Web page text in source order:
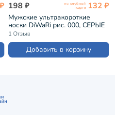
198 ₽ по клубной
карте 132 ₽
Мужские ультракороткие
носки DiWaRi рис. 000, СЕРЫЕ
(17С-144СП)
1 Отзыв
Добавить в корзину